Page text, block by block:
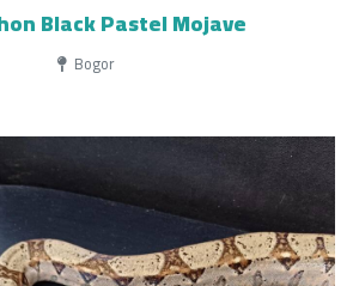
Black Pastel Mojave
Bogor